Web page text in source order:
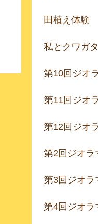
田植え体験
私とクワガ
第10回ジオ
第11回ジオ
第12回ジオ
第2回ジオラ
第3回ジオラ
第4回ジオラ